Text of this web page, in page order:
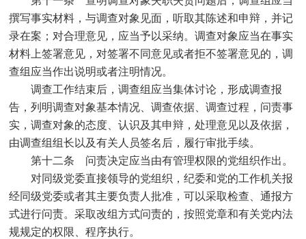
撰写事实材料，与调查对象见面，听取其陈述和申辩，并记
录在案；对合理意见，应当予以采纳。调查对象应当在事实
材料上签署意见，对签署不同意见或者拒不签署意见的，调
查组应当作出说明或者注明情况。
调查工作结束后，调查组应当集体讨论，形成调查报
告，列明调查对象基本情况、调查依据、调查过程，问责事
实，调查对象的态度、认识及其申辩，处理意见以及依据，
由调查组组长以及有关人员签名后，履行审批手续。
第十二条 问责决定应当由有管理权限的党组织作出。
对同级党委直接领导的党组织，纪委和党的工作机关报
经同级党委或者其主要负责人批准，可以采取检查、通报方
式进行问责。采取改组方式问责的，按照党章和有关党内法
规规定的权限、程序执行。